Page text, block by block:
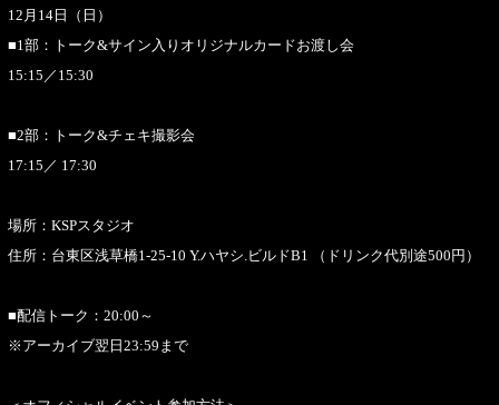
12月14日（日）
■1部：トーク&サイン入りオリジナルカードお渡し会
15:15／15:30
■2部：トーク&チェキ撮影会
17:15／ 17:30
場所：KSPスタジオ
住所：台東区浅草橋1-25-10 Y.ハヤシ.ビルドB1 （ドリンク代別途500円）
■配信トーク：20:00～
※アーカイブ翌日23:59まで